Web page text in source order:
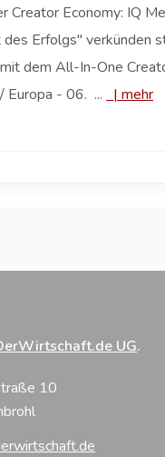
Creator Economy: IQ
Erfolgs" verkünden
dem All-In-One
Europa - 06. ...
| mehr
UG.
10